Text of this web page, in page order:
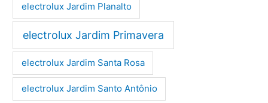
electrolux Jardim Planalto
electrolux Jardim Primavera
electrolux Jardim Santa Rosa
electrolux Jardim Santo Antônio